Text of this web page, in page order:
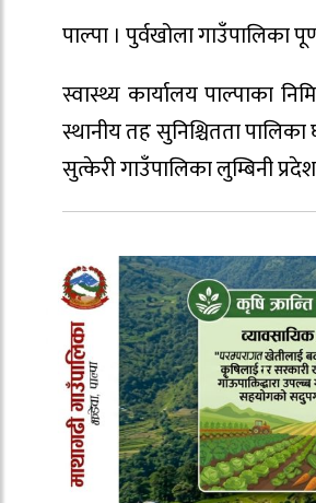
पाल्पा । पुर्वखोला गाउँपालिका
स्वास्थ्य कार्यालय पाल्पाका
स्थानीय तह सुनिश्चितता
सुत्केरी गाउँपालिका लुम्बिनी